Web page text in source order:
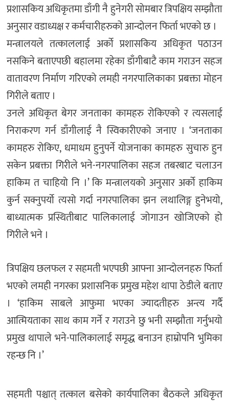
प्रशासकिय अधिकृतमा डाँगी नै हुनेगरी सोमबार त्रिपक्षिय सम्झौता
अनुसार वडाध्यक्ष र कर्मचारीहरुको आन्दोलन फिर्ता भएको छ ।
मन्त्रालयले तत्काललाई अर्को प्रशासकिय अधिकृत पठाउन
नसकिने बताएपछी बहालमा रहेका डाँगीबाटै काम गराउन सहज
वातावरण निर्माण गरिएको लमही नगरपालिकाका प्रबक्ता मोहन
गिरीले बताए ।
उनले अधिकृत बेगर जनताका कामहरु रोकिएको र त्यसलाई
निराकरण गर्न डाँगीलाई नै स्विकारीएको जनाए । ‘जनताका
कामहरु रोकिए, धमाधम हुनुपर्ने योजनाका कामहरु सुचारु हुन
सकेन प्रबक्ता गिरीले भने-नगरपालिका सहज तबरबाट चलाउन
हाकिम त चाहियो नि ।’ कि मन्त्रालयको अनुसार अर्को हाकिम
कुर्न सक्नुपर्यो त्यसो गर्दा नगरपालिका झन लथालिङ्ग हुनेभयो,
बाध्यात्मक प्रस्थितीबाट पालिकालाई जोगाउन खोजिएको हो
गिरीले भने ।
त्रिपक्षिय छलफल र सहमती भएपछी आफ्ना आन्दोलनहरु फिर्ता
भएको लमही नगरका प्रशासनिक प्रमुख महेश थापा ठेडीले बताए
। ‘हाकिम साबले आफुमा भएका ज्यादतीहरु अन्त्य गर्दै
आत्मियताका साथ काम गर्ने र गराउने छु भनी सम्झौता गर्नुभयो
प्रमुख थापाले भने-पालिकालाई समृद्ध बनाउन हाम्रोपनि भुमिका
रहन्छ नि ।’
सहमती पश्चात् तत्काल बसेको कार्यपालिका बैठकले अधिकृत